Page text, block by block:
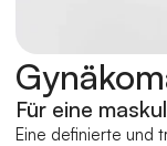
Für eine
Eine definierte und